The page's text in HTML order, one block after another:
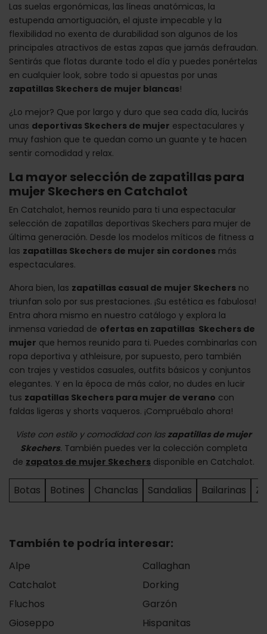
Las suelas ergonómicas, las líneas anatómicas, la
estupenda amortiguación, el ajuste impecable y la
flexibilidad no exenta de durabilidad son algunos de los
principales atractivos de estas zapas que jamás defraudan.
Sentirás que flotas durante todo el día y puedes ponértelas
en cualquier look, sobre todo si apuestas por unas
zapatillas Skechers de mujer blancas!
¿Lo mejor? Que por largo y duro que sea cada día, lucirás
unas deportivas Skechers de mujer espectaculares y
muy fashion que te quedan como un guante y te hacen
sentir comodidad y relax.
La mayor selección de zapatillas para
mujer Skechers en Catchalot
En Catchalot, hemos reunido para ti una espectacular
selección de zapatillas deportivas Skechers para mujer de
última generación. Desde los modelos míticos de fitness a
las zapatillas Skechers de mujer sin cordones más
espectaculares.
Ahora bien, las zapatillas casual de mujer Skechers no
triunfan solo por sus prestaciones. ¡Su estética es fabulosa!
Entra ahora mismo en nuestro catálogo y explora la
inmensa variedad de ofertas en zapatillas Skechers de
mujer que hemos reunido para ti. Puedes combinarlas con
ropa deportiva y athleisure, por supuesto, pero también
con trajes y vestidos casuales, outfits básicos y conjuntos
elegantes. Y en la época de más calor, no dudes en lucir
tus zapatillas Skechers para mujer de verano con
faldas ligeras y shorts vaqueros. ¡Compruébalo ahora!
Viste con estilo y comodidad con las zapatillas de mujer
Skechers. También puedes ver la colección completa
de zapatos de mujer Skechers disponible en Catchalot.
Botas Botines Chanclas Sandalias Bailarinas
También te podría interesar:
Alpe
Callaghan
Catchalot
Dorking
Fluchos
Garzón
Gioseppo
Hispanitas